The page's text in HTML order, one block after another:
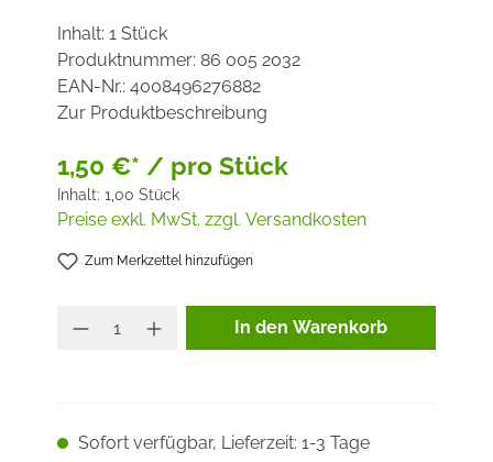
Inhalt: 1 Stück
Produktnummer: 86 005 2032
EAN-Nr.: 4008496276882
Zur Produktbeschreibung
1,50 €* / pro Stück
Inhalt: 1,00 Stück
Preise exkl. MwSt. zzgl. Versandkosten
Zum Merkzettel hinzufügen
Produkt Anzahl: Gib den
In den Warenkorb
Sofort verfügbar, Lieferzeit: 1-3 Tage